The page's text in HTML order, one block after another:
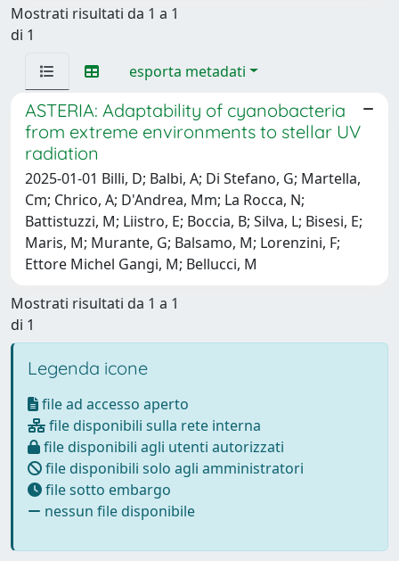
Mostrati risultati da 1 a 1
di 1
esporta metadati
ASTERIA: Adaptability of cyanobacteria
from extreme environments to stellar UV
radiation
2025-01-01 Billi, D; Balbi, A; Di Stefano, G; Martella,
Cm; Chrico, A; D'Andrea, Mm; La Rocca, N;
Battistuzzi, M; Liistro, E; Boccia, B; Silva, L; Bisesi, E;
Maris, M; Murante, G; Balsamo, M; Lorenzini, F;
Ettore Michel Gangi, M; Bellucci, M
Mostrati risultati da 1 a 1
di 1
Legenda icone
file ad accesso aperto
file disponibili sulla rete interna
file disponibili agli utenti autorizzati
file disponibili solo agli amministratori
file sotto embargo
nessun file disponibile